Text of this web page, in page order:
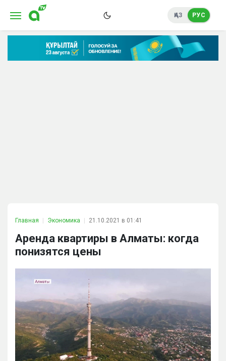
ҚАЗ РУС
Главная Экономика 21.10.2021 в 01:41
Аренда квартиры в Алматы: когда
понизятся цены